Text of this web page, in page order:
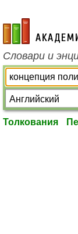
academic.ru
Словари и
Толкования